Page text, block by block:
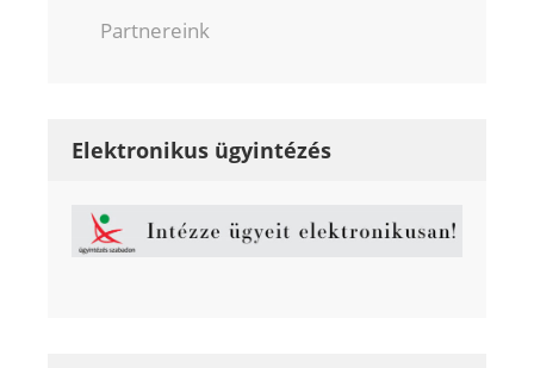
Partnereink
Elektronikus ügyintézés